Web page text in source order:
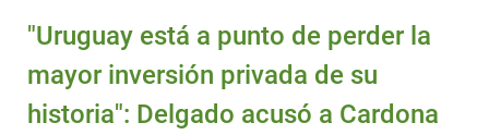
"Uruguay está a punto de perder la
mayor inversión privada de su
historia": Delgado acusó a Cardona